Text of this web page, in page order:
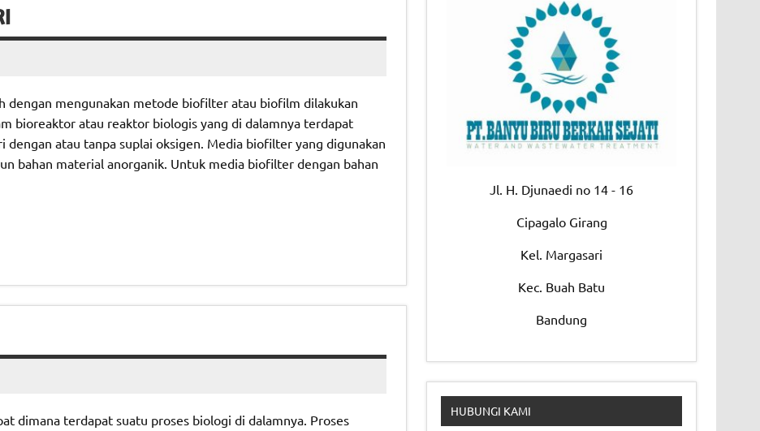
dengan mengunakan metode biofilter atau biofilm dilakukan
bioreaktor atau reaktor biologis yang di dalamnya terdapat
atau tanpa suplai oksigen. Media biofilter yang digunakan
bahan material anorganik. Untuk media biofilter dengan bahan
dimana terdapat suatu proses biologi di dalamnya. Proses
Jl. H. Djunaedi no 14 - 16
Cipagalo Girang
Kel. Margasari
Kec. Buah Batu
Bandung
HUBUNGI KAMI